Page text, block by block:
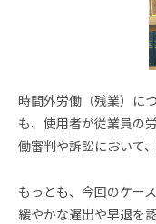
時間外労働（残業）に
も、使用者が従業員の
働審判や訴訟において
もっとも、今回のケー
緩やかな遅出や早退を